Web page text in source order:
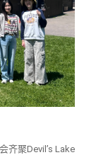
齐聚Devil’s Lake